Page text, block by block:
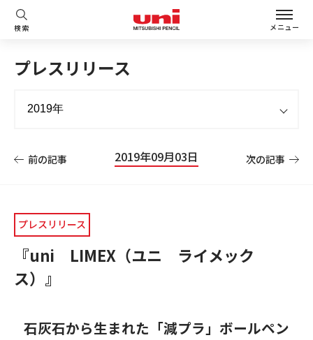
検索 メニュー
プレスリリース
前の記事 2019年09月03日 次の記事
プレスリリース
『uni LIMEX（ユニ ライメック
ス）』
石灰石から生まれた「減プラ」ボールペン